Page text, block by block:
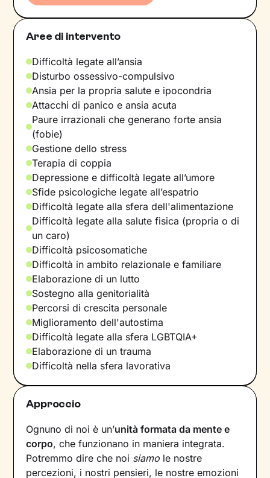
Aree di intervento
Difficoltà legate all’ansia
Disturbo ossessivo-compulsivo
Ansia per la propria salute e ipocondria
Attacchi di panico e ansia acuta
Paure irrazionali che generano forte ansia
(fobie)
Gestione dello stress
Terapia di coppia
Depressione e difficoltà legate all’umore
Sfide psicologiche legate all’espatrio
Difficoltà legate alla sfera dell'alimentazione
Difficoltà legate alla salute fisica (propria o di
un caro)
Difficoltà psicosomatiche
Difficoltà in ambito relazionale e familiare
Elaborazione di un lutto
Sostegno alla genitorialità
Percorsi di crescita personale
Miglioramento dell'autostima
Difficoltà legate alla sfera LGBTQIA+
Elaborazione di un trauma
Difficoltà nella sfera lavorativa
Approccio
Ognuno di noi è un’unità formata da mente e
corpo, che funzionano in maniera integrata.
Potremmo dire che noi siamo le nostre
percezioni, i nostri pensieri, le nostre emozioni